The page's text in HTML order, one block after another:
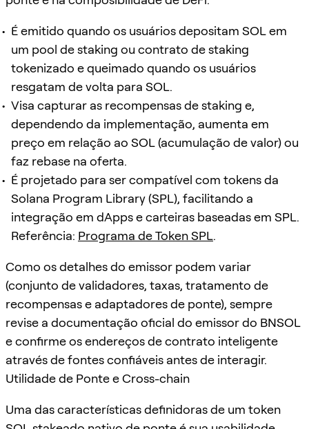
É emitido quando os usuários depositam SOL em
um pool de staking ou contrato de staking
tokenizado e queimado quando os usuários
resgatam de volta para SOL.
Visa capturar as recompensas de staking e,
dependendo da implementação, aumenta em
preço em relação ao SOL (acumulação de valor) ou
faz rebase na oferta.
É projetado para ser compatível com tokens da
Solana Program Library (SPL), facilitando a
integração em dApps e carteiras baseadas em SPL.
Referência: Programa de Token SPL.
Como os detalhes do emissor podem variar
(conjunto de validadores, taxas, tratamento de
recompensas e adaptadores de ponte), sempre
revise a documentação oficial do emissor do BNSOL
e confirme os endereços de contrato inteligente
através de fontes confiáveis antes de interagir.
Utilidade de Ponte e Cross-chain
Uma das características definidoras de um token